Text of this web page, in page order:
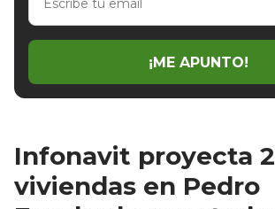
email
¡ME APUNTO!
Infonavit proyecta
viviendas en Pedro